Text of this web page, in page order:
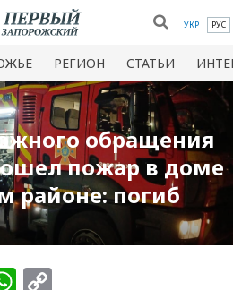
УКР РУС
РЕГИОН СТАТЬИ
обращения
пожар в доме
районе: погиб
WhatsApp